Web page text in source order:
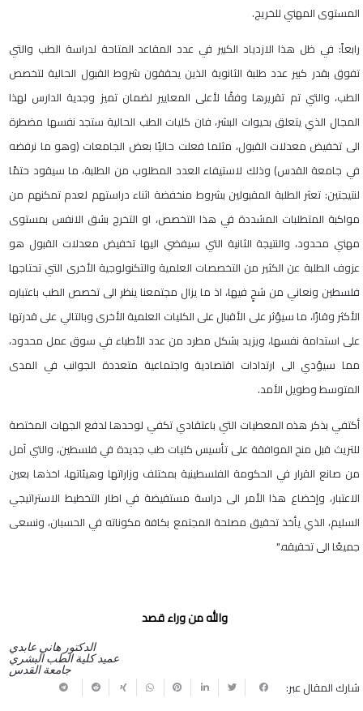
المستوى المهني للخريج.
رابعاً: في ظل هذا الازدياد الكبير في عدد المقاعد المتاحة لدراسة الطب والتي
تفوق بقدر كبير عدد طلبة الثانوية الذين يحققون شروط القبول الحالية لتخصص
الطب، والتي تم تقريرها وفقًا لأعلى المعايير لضمان تميز وجدية الدارس لهذا
المجال الذي يتعلق بحيوات البشر، فان كليات الطب الحالية ستجد نفسها مضطرة
الى تخفيض معدلات القبول، مثلما فعلت حاليًا بعض الجامعات (وهو ما نرفضه
في جامعة القدس) وذلك لاستيفاء العدد المطلوب من الطلبة، ما سيقود حتمًا
لنتيجتين: تعثر الطلبة المقبولين بشروط منخفضة اثناء دراستهم لعدم تمكنهم من
مواكبة المتطلبات المشددة في هذا التخصص، او التخرج بشق الانفس بمستوى
مهني محدود، والنتيجة الثانية التي سيفضي اليها تخفيض معدلات القبول هو
عزوف الطلبة عن الكثير من التخصصات العلمية والتكنولوجية الأخرى التي تحتاجها
فلسطين ونعاني من شحٍ فيها، اذ ما يزال مجتمعنا ينظر الى تخصص الطب باعتباره
الأكثر وقارًا، ما سيؤثر على الأقبال على الكليات العلمية الأخرى وبالتالي على قدرتها
على استدامة نفسها، ويزيد بشكل مطرد من عدد الأطباء في سوق عمل محدود،
مما سيؤدي الى ارتدادات اقتصادية واجتماعية متعددة الجوانب في المدى
المتوسط وطويل الأمد.
أكتفي بذكر هذه المعطيات التي باعتقادي تكفي لوحدها لدفع الجهات المختصة
للتريث قبل منح الموافقة على تأسيس كليات طب جديدة في فلسطين، والتي آمل
من صانع القرار في الحكومة الفلسطينية بمختلف وزاراتها وهيئاتها، اخذها بعين
الاعتبار، وإخضاع هذا الأمر الى دراسة مستفيضة في اطار التخطيط الاستراتيجي
السليم، الذي يأخذ تحقيق مصلحة المجتمع بكافة مكوناته في الحسبان، ونسعى
جميعًا الى تحقيقه."
والله من وراء قصد
الدكتور هاني عابدي
عميد كلية الطب البشري
جامعة القدس
شارك المقال عبر: